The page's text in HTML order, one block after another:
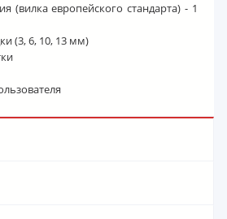
(вилка европейского стандарта) - 1
(3, 6, 10, 13 мм)